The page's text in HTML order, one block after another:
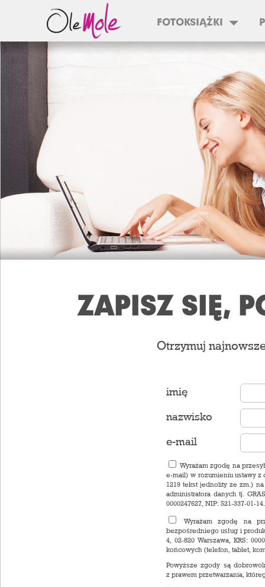
FOTOKSIĄŻKI
ZAPISZ SIĘ,
Otrzymuj
imię
nazwisko
e-mail
Wyrażam zgodę na
e-mail) w rozumieniu ustawy z
1219 tekst jednolity ze zm.)
administratora danych tj.
0000247627, NIP: 521-337-01-14.
Wyrażam zgodę na
bezpośredniego usług i
4, 02-820 Warszawa, KRS:
końcowych (telefon, tablet,
Powyższe zgody są
z prawem przetwarzania,